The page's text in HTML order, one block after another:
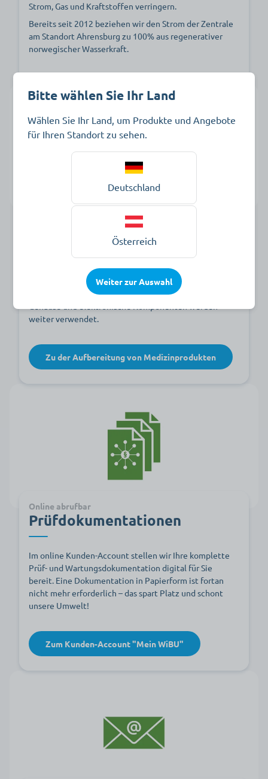
Strom, Gas und Kraftstoffen verringern.
Bereits seit 2012 beziehen wir den Strom der Zentrale
am Standort Ahrensburg zu 100% aus regenerativer
norwegischer Wasserkraft.
Akku-Aufbereitung
Bei hochwertigen Markenakkus und Akkus von älteren
Geräten lohnt sich oft eine Aufbereitung. Hier leisten
wir einen aktiven Beitrag zum Umweltschutz, indem
wir einen professionellen Zellenaustausch durchführen.
weiter verwendet.
Zu der Aufbereitung von Medizinprodukten
Online abrufbar
Prüfdokumentationen
Im online Kunden-Account stellen wir Ihre komplette
Prüf- und Wartungsdokumentation digital für Sie
bereit. Eine Dokumentation in Papierform ist fortan
nicht mehr erforderlich – das spart Platz und schont
unsere Umwelt!
Zum Kunden-Account "Mein WiBU"
Bitte wählen Sie Ihr Land
Wählen Sie Ihr Land, um Produkte und Angebote
für Ihren Standort zu sehen.
Deutschland
Österreich
Weiter zur Auswahl